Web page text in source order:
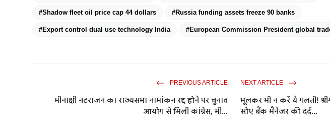
#Shadow fleet oil price cap 44 dollars #Russia funding assets freeze 90 banks
#Export control dual use technology India #European Commission President global
PREVIOUS ARTICLE
मीनाक्षी नटराजन का राज्यसभा नामांकन रद्द होने पर चुनाव
आयोग से मिली कांग्रेस, मी...
NEXT ARTICLE
भूलकर भी न करें ये गलती!
सोए बैंक मैनेजर की दर्द...